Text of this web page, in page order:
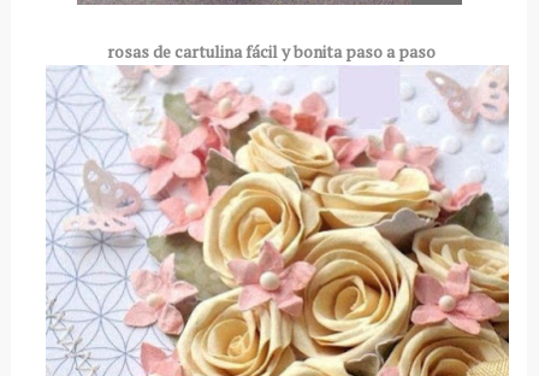
rosas de cartulina fácil y bonita paso a paso